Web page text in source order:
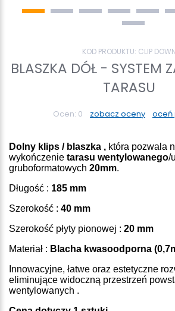
KOD PRODUKTU: CLIP DOWN
BLASZKA DÓŁ - SYSTEM
TARASU
Ocen: 0 zobacz oceny oceń
Dolny klips / blaszka , która pozwala
wykończenie tarasu wentylowanego/
gruboformatowych 20mm.
Długość : 185 mm
Szerokość : 40 mm
Szerokość płyty pionowej : 20 mm
Materiał : Blacha kwasoodporna
Innowacyjne, łatwe oraz estetyczne
eliminujące widoczną przestrzeń
wentylowanych .